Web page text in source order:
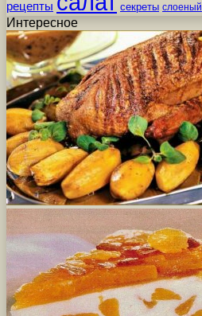
рецепты секреты слоеный
Интересное